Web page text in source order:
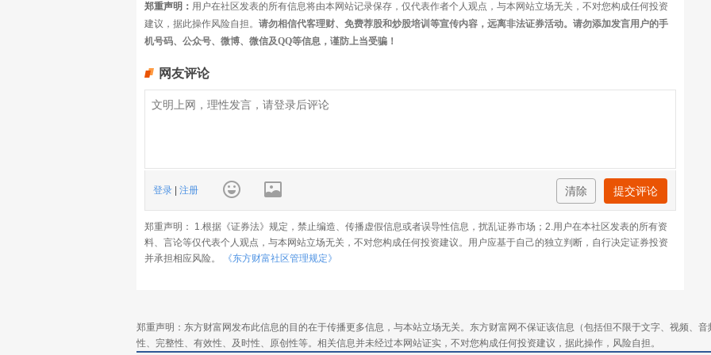
郑重声明： 用户在社区发表的所有信息将由本网站记录保存，仅代表作者个人观点，与本网站立场无关，不对您构成任何投资
建议，据此操作风险自担。 请勿相信代客理财、免费荐股和炒股培训等宣传内容，远离非法证券活动。请勿添加发言用户的手
机号码、公众号、微博、微信及QQ等信息，谨防上当受骗！
网友评论
登录 注册 清除 提交评论
郑重声明： 1.根据《证券法》规定，禁止编造、传播虚假信息或者误导性信息，扰乱证券市场；2.用户在本社区发表的所有资
料、言论等仅代表个人观点，与本网站立场无关，不对您构成任何投资建议。用户应基于自己的独立判断，自行决定证券投资
并承担相应风险。
《东方财富社区管理规定》
郑重声明：东方财富网发布此信息的目的在于传播更多信息，与本站立场无关。东方财富网不保证该信息（包括但不限于文字、视频、
性、完整性、有效性、及时性、原创性等。相关信息并未经过本网站证实，不对您构成任何投资建议，据此操作，风险自担。